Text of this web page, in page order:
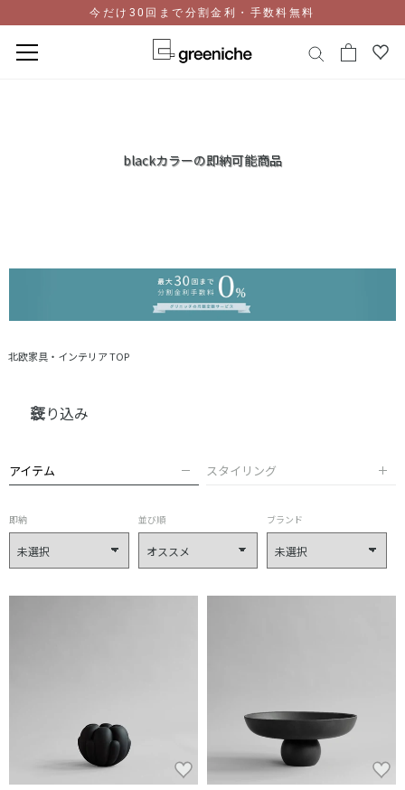
今だけ30回まで分割金利・手数料無料
blackカラーの即納可能商品
北欧家具・インテリア TOP
絞り込み
アイテム スタイリング
即納 並び順 ブランド